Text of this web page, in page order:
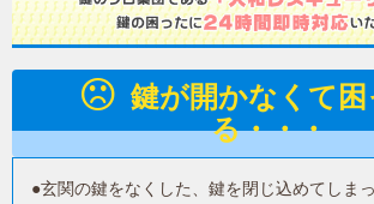
鍵が開かなくて
る・・・
●玄関の鍵をなくした、鍵を閉じ込めてしまっ